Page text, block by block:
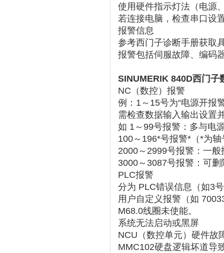
使用硬件指示灯法（电源
若连接电脑，检查串口设
报警信息
参考西门子诊断手册获取
报警包括伺服故障、编码
SINUMERIK 840D西门子
NC（数控）报警
例：1～15号为“电源开报
需检查数据输入输出设置
如 ‌ 1～99号报警 ：多与电
100～196*号报警*‌（*为轴
2000～2999号报警 ：一
3000～3087号报警 ：可
PLC报警
分为 ‌ PLC错误信息 （如3
用户自定义报警（如 ‌
M68.0线圈未使能‌。
系统无法启动或黑屏
NCU（数控单元）硬件故
MMC102硬盘逻辑坏道导